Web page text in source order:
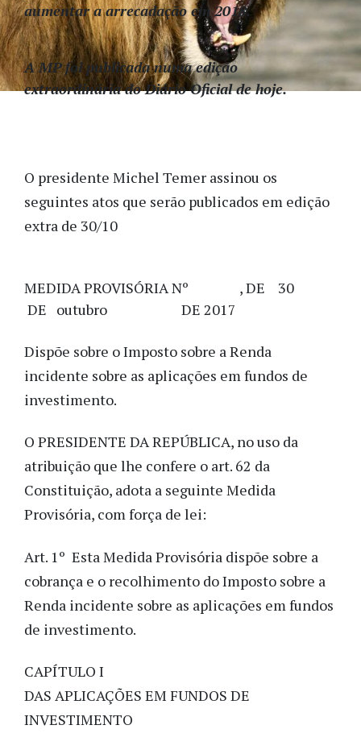
aumentar a arrecadação em 2018.
A MP foi publicada numa edição
extraordinária do Diário Oficial de hoje.
O presidente Michel Temer assinou os
seguintes atos que serão publicados em edição
extra de 30/10
MEDIDA PROVISÓRIA Nº , DE 30
DE outubro DE 2017
Dispõe sobre o Imposto sobre a Renda
incidente sobre as aplicações em fundos de
investimento.
O PRESIDENTE DA REPÚBLICA, no uso da
atribuição que lhe confere o art. 62 da
Constituição, adota a seguinte Medida
Provisória, com força de lei:
Art. 1º Esta Medida Provisória dispõe sobre a
cobrança e o recolhimento do Imposto sobre a
Renda incidente sobre as aplicações em fundos
de investimento.
CAPÍTULO I
DAS APLICAÇÕES EM FUNDOS DE
INVESTIMENTO